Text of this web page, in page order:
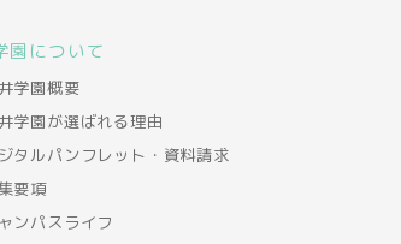
園について
学園概要
学園が選ばれる理由
タルパンフレット・資料請求
要項
ンパスライフ